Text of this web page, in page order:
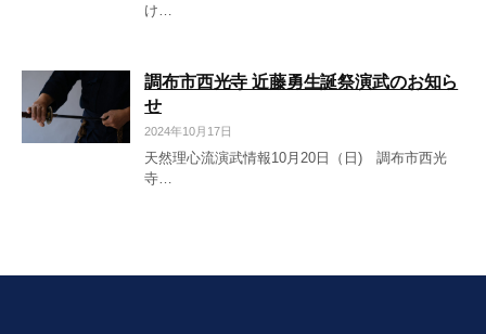
け…
調布市西光寺 近藤勇生誕祭演武のお知ら
せ
2024年10月17日
天然理心流演武情報10月20日（日) 調布市西光
寺…